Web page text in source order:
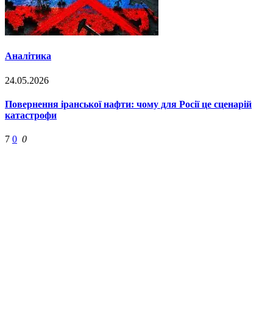
Аналітика
24.05.2026
Повернення іранської нафти: чому для Росії це сценарій
катастрофи
7 0 0